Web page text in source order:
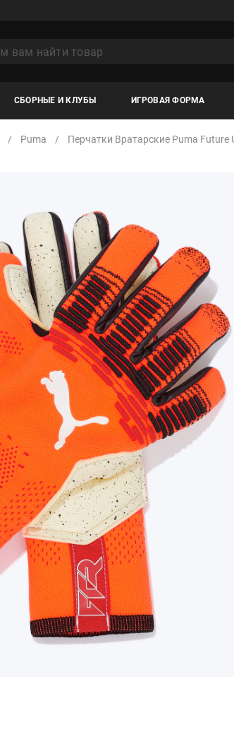
СБОРНЫЕ И КЛУБЫ ИГРОВАЯ ФОРМА
Puma Перчатки Вратарские Puma Future